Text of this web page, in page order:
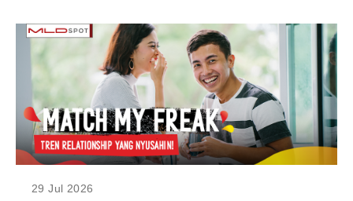
29 Jul 2026